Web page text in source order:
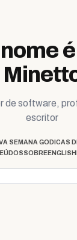
de software,
escritor
A SEMANA GO DICAS
SOBREENGLISH